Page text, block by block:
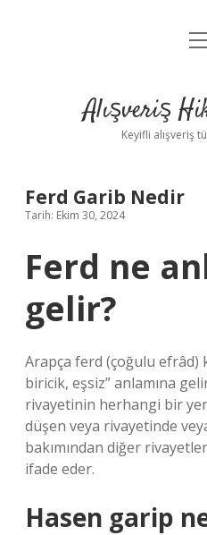
Yasal
Alışveriş
Keyifli alışveriş
Ferd Garib Nedir
Tarih: Ekim 30, 2024
Ferd ne
gelir?
Arapça ferd (çoğulu efrâd)
biricik, eşsiz” anlamına
rivayetinin herhangi bir
düşen veya rivayetinde
bakımından diğer
ifade eder.
Hasen garip